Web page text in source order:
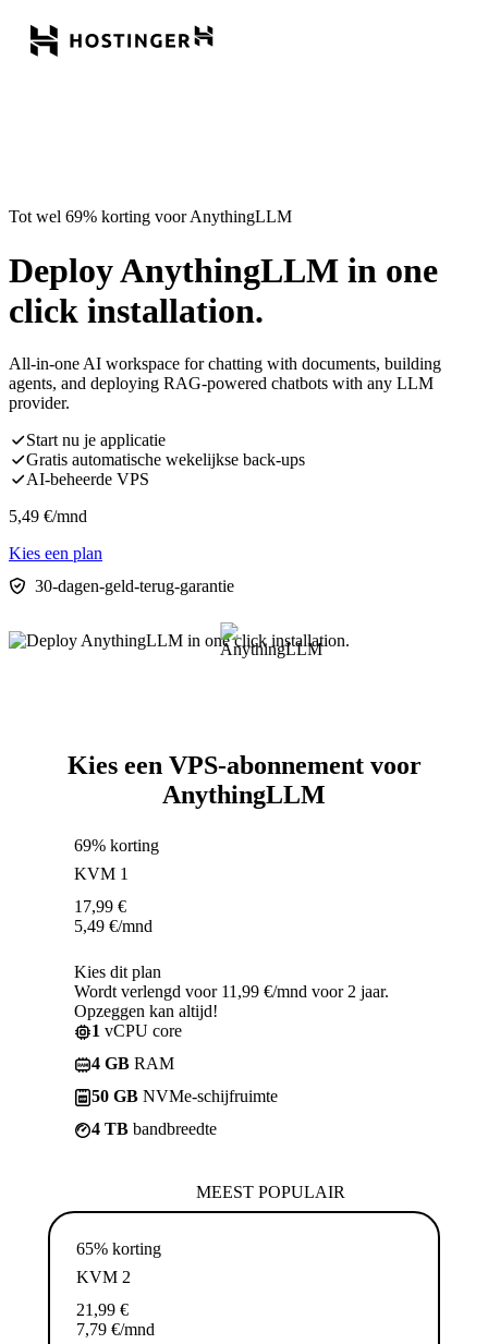
Tot wel 69% korting voor AnythingLLM
Deploy AnythingLLM in one
click installation.
All-in-one AI workspace for chatting with documents, building
agents, and deploying RAG-powered chatbots with any LLM
provider.
Start nu je applicatie
Gratis automatische wekelijkse back-ups
AI-beheerde VPS
5,49 €/mnd
Kies een plan
30-dagen-geld-terug-garantie
Kies een VPS-abonnement voor
AnythingLLM
69% korting
KVM 1
17,99 €
5,49 €/mnd
Kies dit plan
Wordt verlengd voor 11,99 €/mnd voor 2 jaar.
Opzeggen kan altijd!
1 vCPU core
4 GB RAM
50 GB NVMe-schijfruimte
4 TB bandbreedte
MEEST POPULAIR
65% korting
KVM 2
21,99 €
7,79 €/mnd